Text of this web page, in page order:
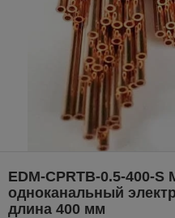
EDM-CPRTB-0.5-400-
одноканальный
длина 400 мм